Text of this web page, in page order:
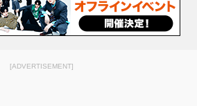
[ADVERTISEMENT]